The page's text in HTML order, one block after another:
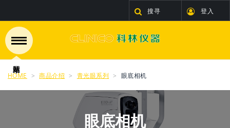
搜寻 登入
HOME 商品介绍 青光眼系列 眼底相机
眼底相机